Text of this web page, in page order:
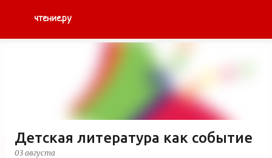
чтение.ру
Детская литература как событие
03 августа